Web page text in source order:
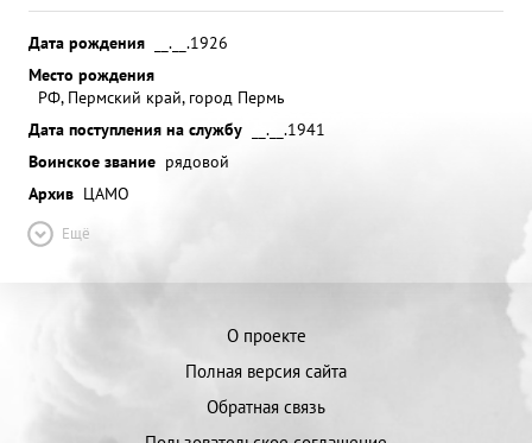
Дата рождения
__.__.1926
Место рождения
РФ, Пермский край, город Пермь
Дата поступления на службу
__.__.1941
Воинское звание рядовой
Архив ЦАМО
Ещё
О проекте
Полная версия сайта
Обратная связь